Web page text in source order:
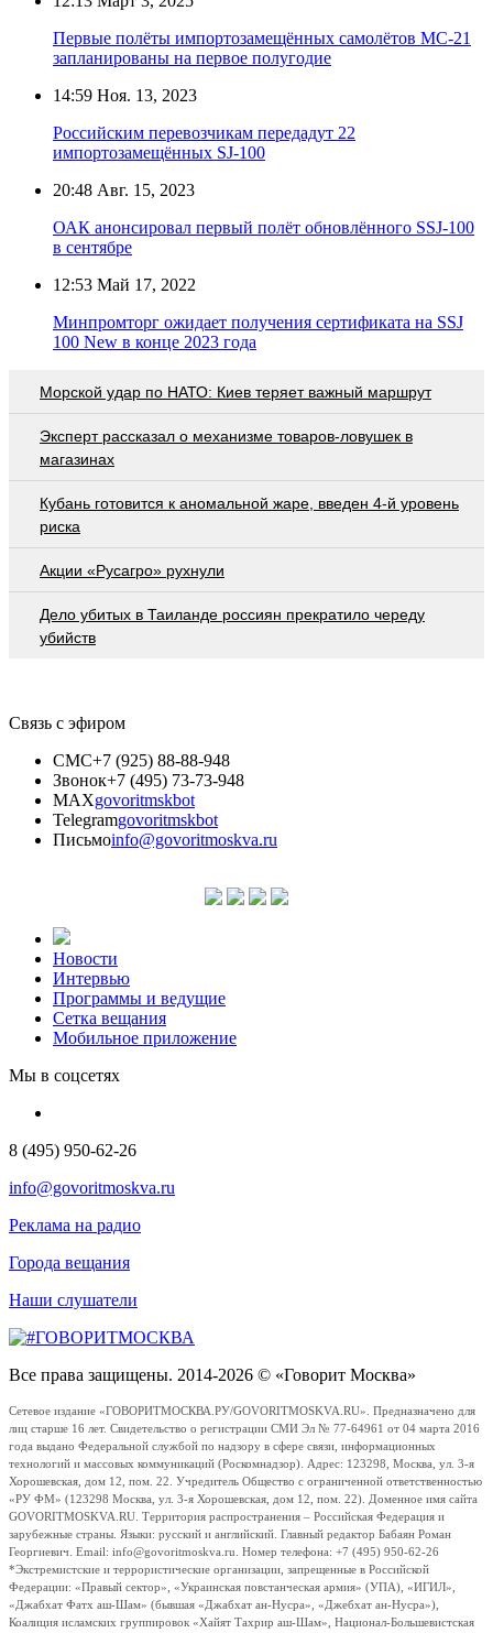
Первые полёты импортозамещённых самолётов МС-21
запланированы на первое полугодие
14:59 Ноя. 13, 2023
Российским перевозчикам передадут 22
импортозамещённых SJ-100
20:48 Авг. 15, 2023
ОАК анонсировал первый полёт обновлённого SSJ-100
в сентябре
12:53 Май 17, 2022
Минпромторг ожидает получения сертификата на SSJ
100 New в конце 2023 года
Морской удар по НАТО: Киев теряет важный маршрут
Эксперт рассказал о механизме товаров-ловушек в
магазинах
Кубань готовится к аномальной жаре, введен 4-й уровень
риска
Акции «Русагро» рухнули
Дело убитых в Таиланде россиян прекратило череду
убийств
Связь с эфиром
СМС+7 (925) 88-88-948
Звонок+7 (495) 73-73-948
MAXgovoritmskbot
Telegramgovoritmskbot
Письмоinfo@govoritmoskva.ru
Новости
Интервью
Программы и ведущие
Сетка вещания
Мобильное приложение
Мы в соцсетях
8 (495) 950-62-26
info@govoritmoskva.ru
Реклама на радио
Города вещания
Наши слушатели
Все права защищены. 2014-2026 © «Говорит Москва»
Сетевое издание «ГОВОРИТМОСКВА.РУ/GOVORITMOSKVA.RU». Предназначено для
лиц старше 16 лет. Свидетельство о регистрации СМИ Эл № 77-64961 от 04 марта 2016
года выдано Федеральной службой по надзору в сфере связи, информационных
технологий и массовых коммуникаций (Роскомнадзор). Адрес: 123298, Москва, ул. 3-я
Хорошевская, дом 12, пом. 22. Учредитель Общество с ограниченной ответственностью
«РУ ФМ» (123298 Москва, ул. 3-я Хорошевская, дом 12, пом. 22). Доменное имя сайта
GOVORITMOSKVA.RU. Территория распространения – Российская Федерация и
зарубежные страны. Языки: русский и английский. Главный редактор Бабаян Роман
Георгиевич. Email: info@govoritmoskva.ru. Номер телефона: +7 (495) 950-62-26
*Экстремистские и террористические организации, запрещенные в Российской
Федерации: «Правый сектор», «Украинская повстанческая армия» (УПА), «ИГИЛ»,
«Джабхат Фатх аш-Шам» (бывшая «Джабхат ан-Нусра», «Джебхат ан-Нусра»),
Коалиция исламских группировок «Хайят Тахрир аш-Шам», Национал-Большевистская